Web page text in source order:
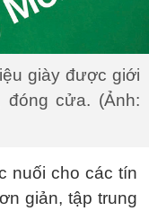
giày được giới
cửa. (Ảnh:
nuối cho các tín
giản, tập trung